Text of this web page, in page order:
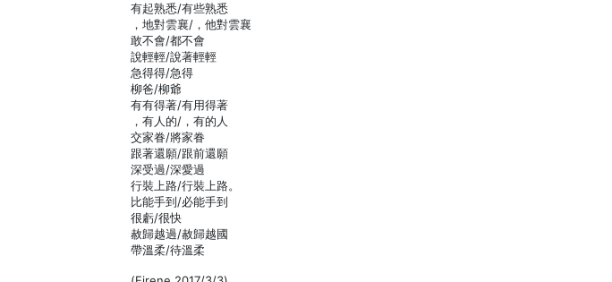
有起熟悉/有些熟悉
，地對雲襄/，他對雲襄
敢不會/都不會
說輕輕/說著輕輕
急得得/急得
柳爸/柳爺
有有得著/有用得著
，有人的/，有的人
交家眷/將家眷
跟著還願/跟前還願
深受過/深愛過
行裝上路/行裝上路。
比能手到/必能手到
很虧/很快
赦歸越過/赦歸越國
帶溫柔/待溫柔